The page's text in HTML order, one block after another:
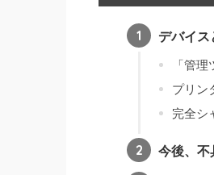
デバイ
「管
プリン
完全シ
今後、不